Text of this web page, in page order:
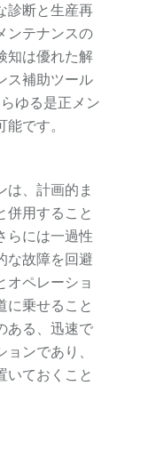
診断と生産再
ンテナンスの
知は優れた解
ス補助ツール
ゆる是正メン
です。
は、計画的ま
併用すること
らには一過性
な故障を回避
オペレーショ
に乗せること
ある、迅速で
ンであり、
いておくこと